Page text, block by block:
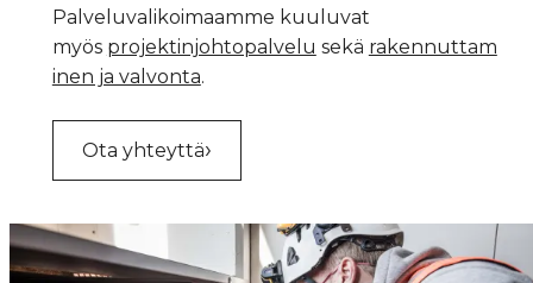
Palveluvalikoimaamme kuuluvat
myös projektinjohtopalvelu sekä rakennuttam
inen ja valvonta.
Ota yhteyttä